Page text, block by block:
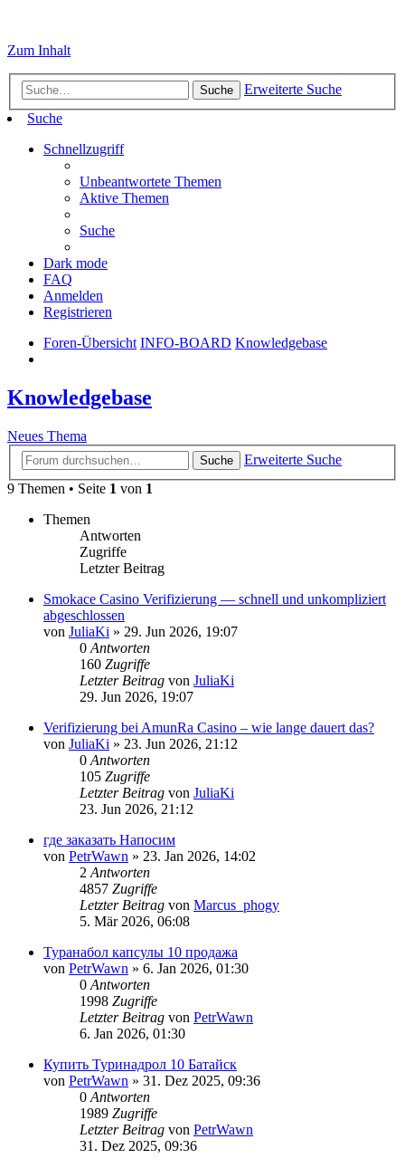
Zum Inhalt
Suche
Erweiterte Suche
Suche
Schnellzugriff
Unbeantwortete Themen
Aktive Themen
Suche
Dark mode
FAQ
Anmelden
Registrieren
Foren-Übersicht INFO-BOARD Knowledgebase
Knowledgebase
Neues Thema
Suche
Erweiterte Suche
9 Themen • Seite 1 von 1
Themen
Antworten
Zugriffe
Letzter Beitrag
Smokace Casino Verifizierung — schnell und unkompliziert
abgeschlossen
von JuliaKi » 29. Jun 2026, 19:07
0Antworten
160 Zugriffe
Letzter Beitrag von JuliaKi
29. Jun 2026, 19:07
Verifizierung bei AmunRa Casino – wie lange dauert das?
von JuliaKi » 23. Jun 2026, 21:12
0Antworten
105 Zugriffe
Letzter Beitrag von JuliaKi
23. Jun 2026, 21:12
где заказать Напосим
von PetrWawn » 23. Jan 2026, 14:02
2Antworten
4857 Zugriffe
Letzter Beitrag von Marcus_phogy
5. Mär 2026, 06:08
Туранабол капсулы 10 продажа
von PetrWawn » 6. Jan 2026, 01:30
0Antworten
1998 Zugriffe
Letzter Beitrag von PetrWawn
6. Jan 2026, 01:30
Купить Туринадрол 10 Батайск
von PetrWawn » 31. Dez 2025, 09:36
0Antworten
1989 Zugriffe
Letzter Beitrag von PetrWawn
31. Dez 2025, 09:36